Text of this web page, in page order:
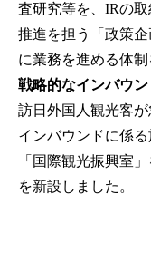
査研究等を、IRの
推進を担う「政策
に業務を進める体制
戦略的なインバウ
訪日外国人観光客
インバウンドに係
「国際観光振興室
を新設しました。